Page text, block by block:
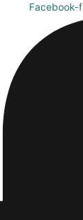
Facebook-f